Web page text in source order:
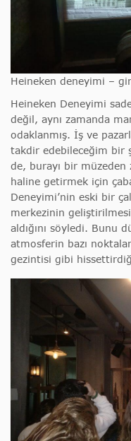
Heineken deneyimi –
Heineken Deneyimi
değil, aynı zamanda
odaklanmış. İş ve
takdir edebileceğim bir
de, burayı bir
haline getirmek için
Deneyimi’nin eski bir
merkezinin
aldığını söyledi. Bunu
atmosferin bazı
gezintisi gibi